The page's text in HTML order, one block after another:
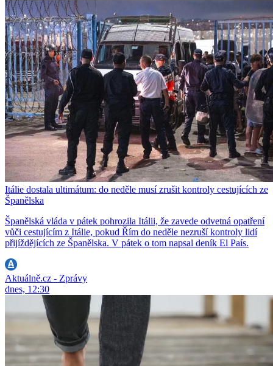
Itálie dostala ultimátum: do neděle musí zrušit kontroly cestujících ze
Španělska
Španělská vláda v pátek pohrozila Itálii, že zavede odvetná opatření
vůči cestujícím z Itálie, pokud Řím do neděle nezruší kontroly lidí
přijíždějících ze Španělska. V pátek o tom napsal deník El País.
Aktuálně.cz - Zprávy
dnes, 12:30